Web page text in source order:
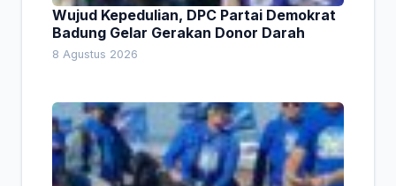
Wujud Kepedulian, DPC Partai Demokrat
Badung Gelar Gerakan Donor Darah
8 Agustus 2026